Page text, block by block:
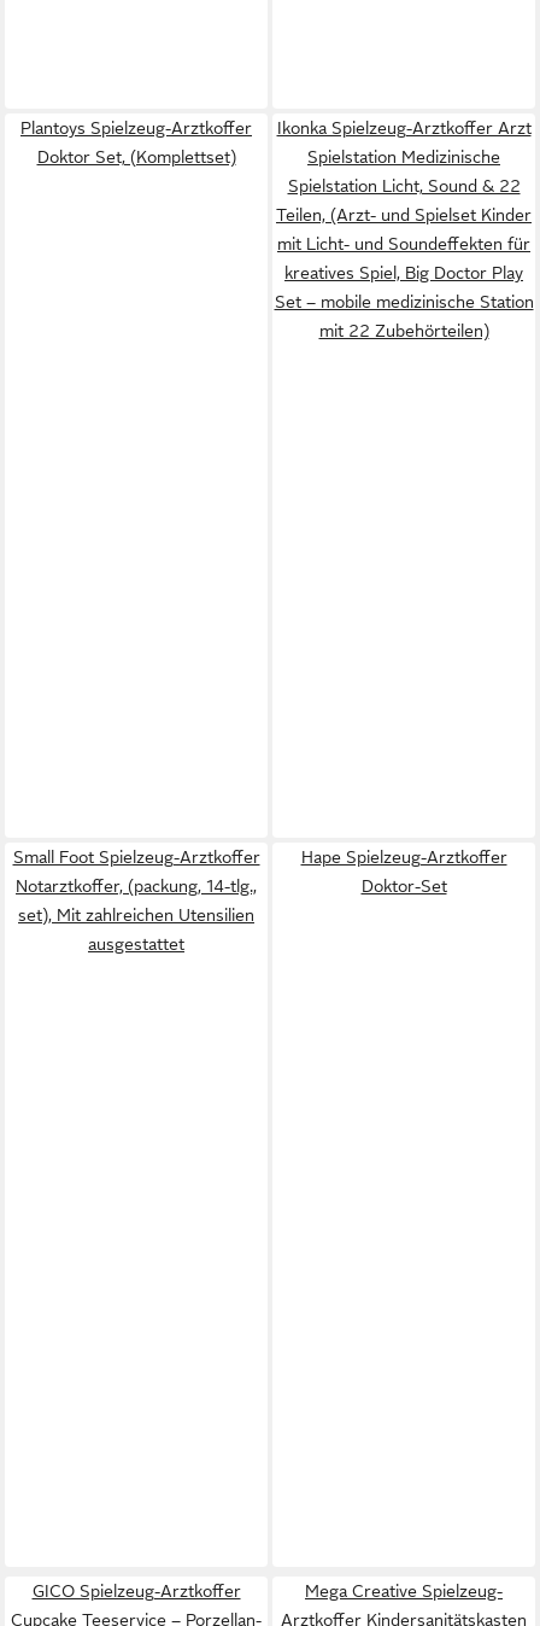
Plantoys Spielzeug-Arztkoffer
Doktor Set, (Komplettset)
Ikonka Spielzeug-Arztkoffer Arzt
Spielstation Medizinische
Spielstation Licht, Sound & 22
Teilen, (Arzt- und Spielset Kinder
mit Licht- und Soundeffekten für
kreatives Spiel, Big Doctor Play
Set – mobile medizinische Station
mit 22 Zubehörteilen)
Small Foot Spielzeug-Arztkoffer
Notarztkoffer, (packung, 14-tlg.,
set), Mit zahlreichen Utensilien
ausgestattet
Hape Spielzeug-Arztkoffer
Doktor-Set
GICO Spielzeug-Arztkoffer
Cupcake Teeservice – Porzellan-
Mega Creative Spielzeug-
Arztkoffer Kindersanitätskasten